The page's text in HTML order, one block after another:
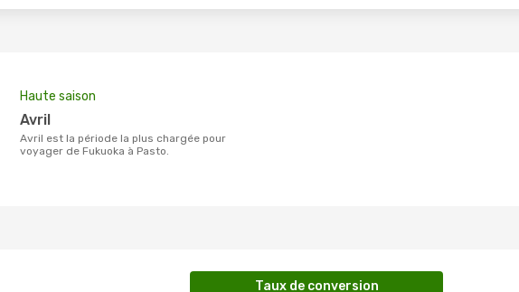
Haute saison
avril
avril est la période la plus chargée pour
voyager de Fukuoka à Pasto.
Taux de conversion